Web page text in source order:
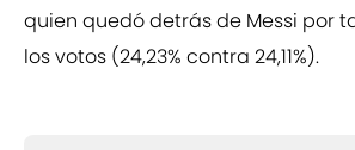
quien quedó detrás de Messi por
los votos (24,23% contra 24,11%).